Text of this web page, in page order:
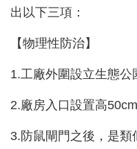
出以下三項：
【物理性防治】
1.工廠外圍設立生態公
2.廠房入口設置高
3.防鼠閘門之後，是